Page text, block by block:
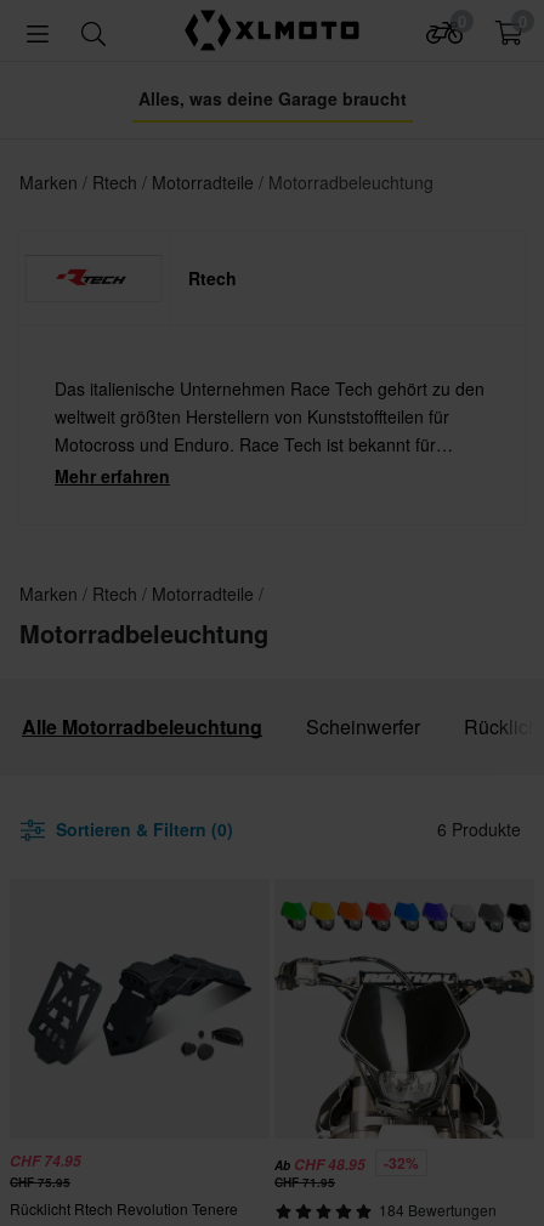
Alles, was deine Garage braucht
Marken Rtech Motorradteile Motorradbeleuchtung
Rtech
Das italienische Unternehmen Race Tech gehört zu den
weltweit größten Herstellern von Kunststoffteilen für
Motocross und Enduro. Race Tech ist bekannt für
hochwertige Kunststoffteile, die von großen Rennteams,
Mehr erfahren
Marken Rtech Motorradteile
Motorradbeleuchtung
Alle Motorradbeleuchtung Scheinwerfer
Sortieren & Filtern (0) 6 Produkte
CHF 74.95
CHF 75.95
Rücklicht Rtech Revolution Tenere
Ab CHF 48.95 -32%
CHF 71.95
184 Bewertungen